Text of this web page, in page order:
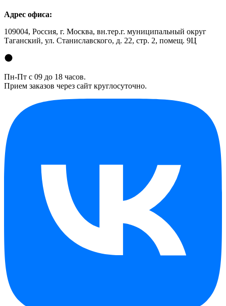
Адрес офиса:
109004, Россия, г. Москва, вн.тер.г. муниципальный округ
Таганский, ул. Станиславского, д. 22, стр. 2, помещ. 9Ц
Пн-Пт с 09 до 18 часов.
Прием заказов через сайт круглосуточно.